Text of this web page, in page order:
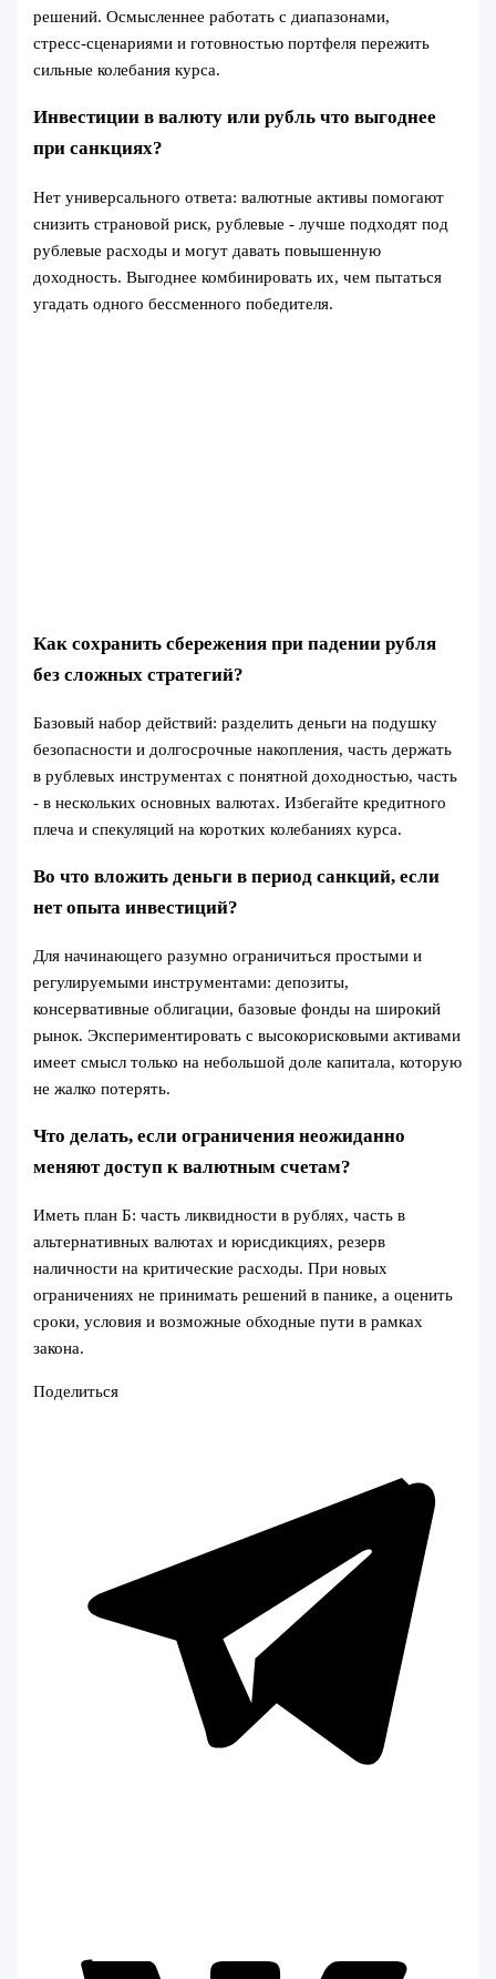
решений. Осмысленнее работать с диапазонами,
стресс‑сценариями и готовностью портфеля пережить
сильные колебания курса.
Инвестиции в валюту или рубль что выгоднее
при санкциях?
Нет универсального ответа: валютные активы помогают
снизить страновой риск, рублевые - лучше подходят под
рублевые расходы и могут давать повышенную
доходность. Выгоднее комбинировать их, чем пытаться
угадать одного бессменного победителя.
Как сохранить сбережения при падении рубля
без сложных стратегий?
Базовый набор действий: разделить деньги на подушку
безопасности и долгосрочные накопления, часть держать
в рублевых инструментах с понятной доходностью, часть
- в нескольких основных валютах. Избегайте кредитного
плеча и спекуляций на коротких колебаниях курса.
Во что вложить деньги в период санкций, если
нет опыта инвестиций?
Для начинающего разумно ограничиться простыми и
регулируемыми инструментами: депозиты,
консервативные облигации, базовые фонды на широкий
рынок. Экспериментировать с высокорисковыми активами
имеет смысл только на небольшой доле капитала, которую
не жалко потерять.
Что делать, если ограничения неожиданно
меняют доступ к валютным счетам?
Иметь план Б: часть ликвидности в рублях, часть в
альтернативных валютах и юрисдикциях, резерв
наличности на критические расходы. При новых
ограничениях не принимать решений в панике, а оценить
сроки, условия и возможные обходные пути в рамках
закона.
Поделиться